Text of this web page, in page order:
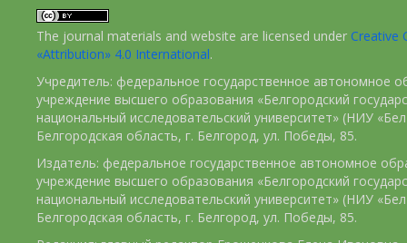
The journal materials and website are licensed under Creative
«Attribution» 4.0 International.
Учредитель: федеральное государственное автономное
учреждение высшего образования «Белгородский
национальный исследовательский университет» (НИУ
Белгородская область, г. Белгород, ул. Победы, 85.
Издатель: федеральное государственное автономное
учреждение высшего образования «Белгородский
национальный исследовательский университет» (НИУ
Белгородская область, г. Белгород, ул. Победы, 85.